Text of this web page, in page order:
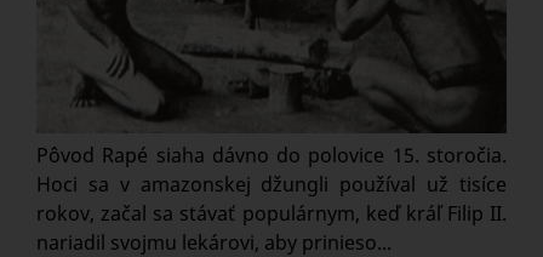
Pôvod Rapé siaha dávno do polovice 15. storočia.
Hoci sa v amazonskej džungli používal už tisíce
rokov, začal sa stávať populárnym, keď kráľ Filip II.
nariadil svojmu lekárovi, aby prinieso...